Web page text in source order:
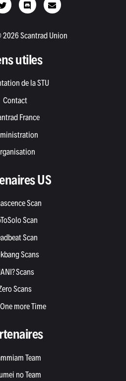
Scantrad Union
utiles
de la STU
Contact
France
US
Scan
Scan
Scan
Scans
Scans
Scans
more Time
Team
no Team